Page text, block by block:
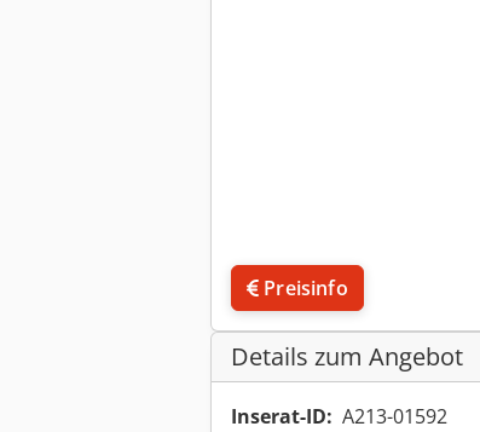
Preisinfo
Details zum Angebot
Inserat-ID: A213-01592